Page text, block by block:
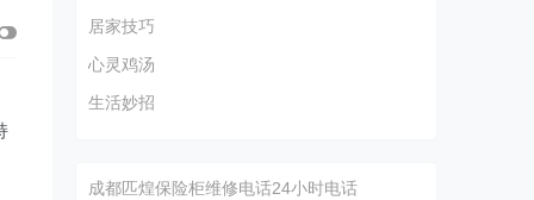
居家技巧
心灵鸡汤
生活妙招
成都匹煌保险柜维修电话24小时电话